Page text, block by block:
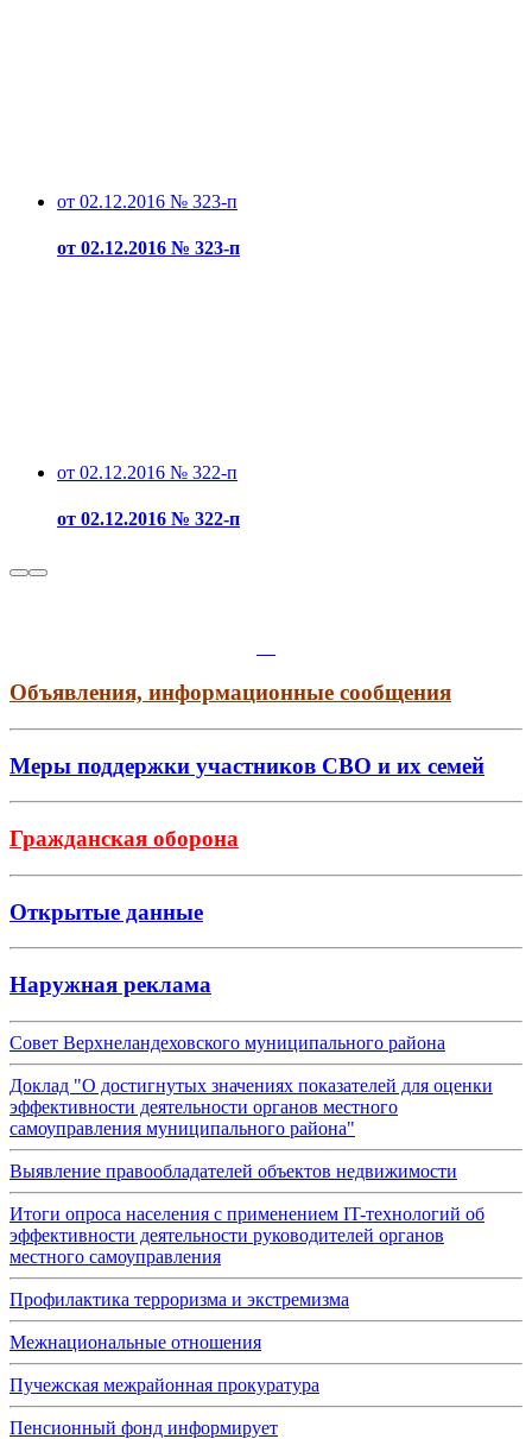
от 02.12.2016 № 323-п
от 02.12.2016 № 323-п
от 02.12.2016 № 322-п
от 02.12.2016 № 322-п
Объявления, информационные сообщения
Меры поддержки участников СВО и их семей
Гражданская оборона
Открытые данные
Наружная реклама
Совет Верхнеландеховского муниципального района
Доклад "О достигнутых значениях показателей для оценки
эффективности деятельности органов местного
самоуправления муниципального района"
Выявление правообладателей объектов недвижимости
Итоги опроса населения с применением IT-технологий об
эффективности деятельности руководителей органов
местного самоуправления
Профилактика терроризма и экстремизма
Межнациональные отношения
Пучежская межрайонная прокуратура
Пенсионный фонд информирует